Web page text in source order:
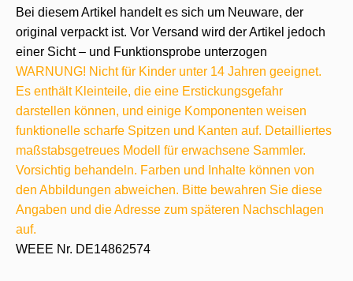
Bei diesem Artikel handelt es sich um Neuware, der
original verpackt ist. Vor Versand wird der Artikel jedoch
einer Sicht – und Funktionsprobe unterzogen
WARNUNG! Nicht für Kinder unter 14 Jahren geeignet.
Es enthält Kleinteile, die eine Erstickungsgefahr
darstellen können, und einige Komponenten weisen
funktionelle scharfe Spitzen und Kanten auf. Detailliertes
maßstabsgetreues Modell für erwachsene Sammler.
Vorsichtig behandeln. Farben und Inhalte können von
den Abbildungen abweichen. Bitte bewahren Sie diese
Angaben und die Adresse zum späteren Nachschlagen
auf.
WEEE Nr. DE14862574